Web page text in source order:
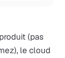
(pas
le cloud